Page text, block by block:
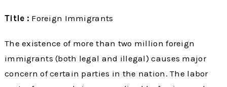
Title : Foreign Immigrants
The existence of more than two million foreign
immigrants (both legal and illegal) causes major
concern of certain parties in the nation. The labor